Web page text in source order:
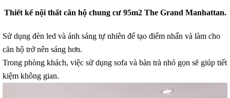
Thiết kế nội thất căn hộ chung cư 95m2 The Grand Manhattan.
Sử dụng đèn led và ánh sáng tự nhiên để tạo điểm nhấn và làm cho
căn hộ trở nên sáng hơn.
Trong phòng khách, việc sử dụng sofa và bàn trà nhỏ gọn sẽ giúp tiết
kiệm không gian.